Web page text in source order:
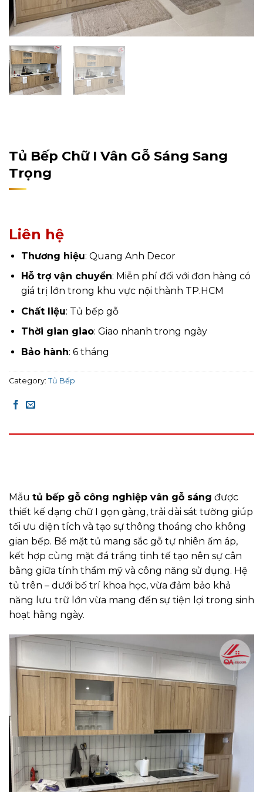
Tủ Bếp Chữ I Vân Gỗ Sáng Sang
Trọng
Liên hệ
Thương hiệu: Quang Anh Decor
Hỗ trợ vận chuyển: Miễn phí đối với đơn hàng có
giá trị lớn trong khu vực nội thành TP.HCM
Chất liệu: Tủ bếp gỗ
Thời gian giao: Giao nhanh trong ngày
Bảo hành: 6 tháng
Category: Tủ Bếp
Mẫu tủ bếp gỗ công nghiệp vân gỗ sáng được
thiết kế dạng chữ I gọn gàng, trải dài sát tường giúp
tối ưu diện tích và tạo sự thông thoáng cho không
gian bếp. Bề mặt tủ mang sắc gỗ tự nhiên ấm áp,
kết hợp cùng mặt đá trắng tinh tế tạo nên sự cân
bằng giữa tính thẩm mỹ và công năng sử dụng. Hệ
tủ trên – dưới bố trí khoa học, vừa đảm bảo khả
năng lưu trữ lớn vừa mang đến sự tiện lợi trong sinh
hoạt hằng ngày.